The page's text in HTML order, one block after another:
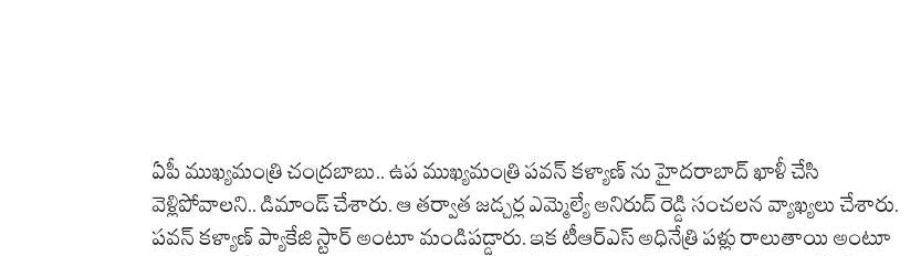
ఏపీ ముఖ్యమంత్రి చంద్రబాబు.. ఉప ముఖ్యమంత్రి పవన్ కళ్యాణ్ ను హైదరాబాద్ ఖాళీ చేసి
వెళ్లిపోవాలని.. డిమాండ్ చేశారు. ఆ తర్వాత జడ్చర్ల ఎమ్మెల్యే అనిరుద్ రెడ్డి సంచలన వ్యాఖ్యలు చేశారు.
పవన్ కళ్యాణ్ ప్యాకేజి స్టార్ అంటూ మండిపడ్డారు. ఇక టీఆర్ఎస్ అధినేత్రి పళ్లు రాలుతాయి అంటూ